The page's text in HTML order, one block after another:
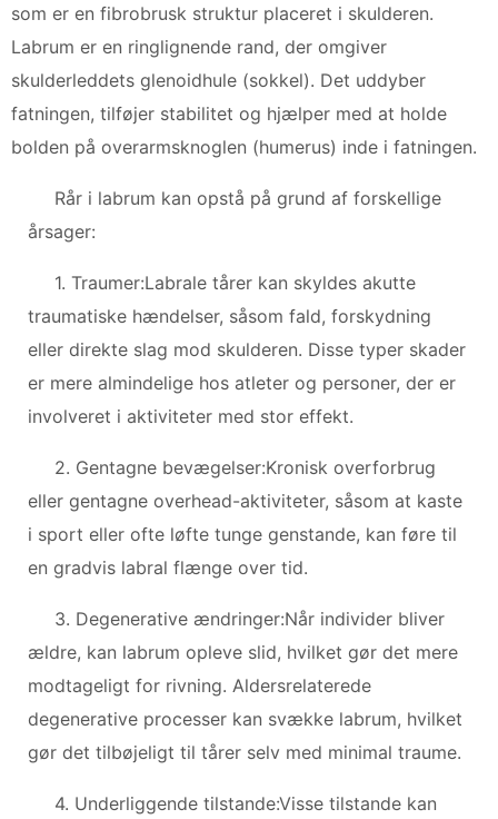
som er en fibrobrusk struktur placeret i skulderen.
Labrum er en ringlignende rand, der omgiver
skulderleddets glenoidhule (sokkel). Det uddyber
fatningen, tilføjer stabilitet og hjælper med at holde
bolden på overarmsknoglen (humerus) inde i fatningen.
Rår i labrum kan opstå på grund af forskellige
årsager:
1. Traumer:Labrale tårer kan skyldes akutte
traumatiske hændelser, såsom fald, forskydning
eller direkte slag mod skulderen. Disse typer skader
er mere almindelige hos atleter og personer, der er
involveret i aktiviteter med stor effekt.
2. Gentagne bevægelser:Kronisk overforbrug
eller gentagne overhead-aktiviteter, såsom at kaste
i sport eller ofte løfte tunge genstande, kan føre til
en gradvis labral flænge over tid.
3. Degenerative ændringer:Når individer bliver
ældre, kan labrum opleve slid, hvilket gør det mere
modtageligt for rivning. Aldersrelaterede
degenerative processer kan svække labrum, hvilket
gør det tilbøjeligt til tårer selv med minimal traume.
4. Underliggende tilstande:Visse tilstande kan